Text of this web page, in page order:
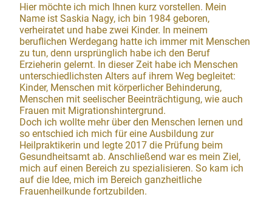
Hier möchte ich mich Ihnen kurz vorstellen. Mein
Name ist Saskia Nagy, ich bin 1984 geboren,
verheiratet und habe zwei Kinder. In meinem
beruflichen Werdegang hatte ich immer mit Menschen
zu tun, denn ursprünglich habe ich den Beruf
Erzieherin gelernt. In dieser Zeit habe ich Menschen
unterschiedlichsten Alters auf ihrem Weg begleitet:
Kinder, Menschen mit körperlicher Behinderung,
Menschen mit seelischer Beeinträchtigung, wie auch
Frauen mit Migrationshintergrund.
Doch ich wollte mehr über den Menschen lernen und
so entschied ich mich für eine Ausbildung zur
Heilpraktikerin und legte 2017 die Prüfung beim
Gesundheitsamt ab. Anschließend war es mein Ziel,
mich auf einen Bereich zu spezialisieren. So kam ich
auf die Idee, mich im Bereich ganzheitliche
Frauenheilkunde fortzubilden.